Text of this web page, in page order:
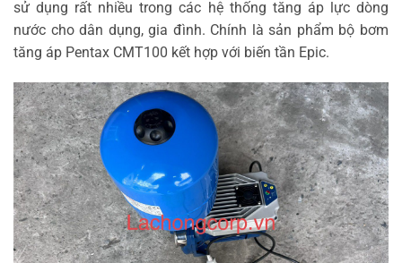
sử dụng rất nhiều trong các hệ thống tăng áp lực dòng
nước cho dân dụng, gia đình. Chính là sản phẩm bộ bơm
tăng áp Pentax CMT100 kết hợp với biến tần Epic.